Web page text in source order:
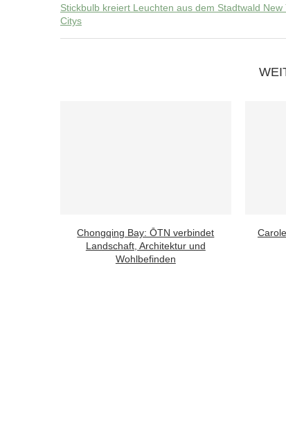
Stickbulb kreiert Leuchten aus dem Stadtwald New
Citys
Chongqing Bay: ŌTN verbindet
Landschaft, Architektur und
Wohlbefinden